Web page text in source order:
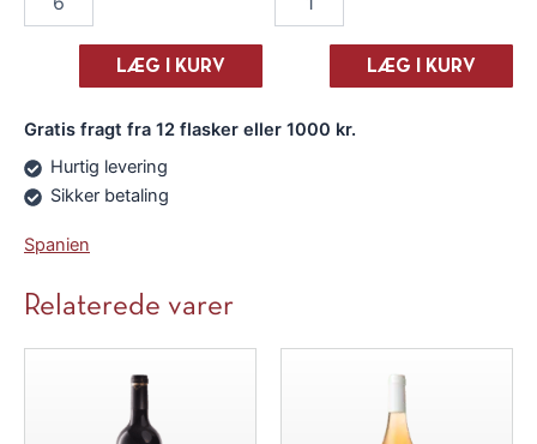
Casas
"Justina"
(Screwcap)
2021
antal
LÆG I KURV
Casas
"Justina"
(Screwcap)
LÆG I KURV
Gratis fragt fra 12 flasker eller 1000 kr.
Hurtig levering
Sikker betaling
Spanien
Relaterede varer